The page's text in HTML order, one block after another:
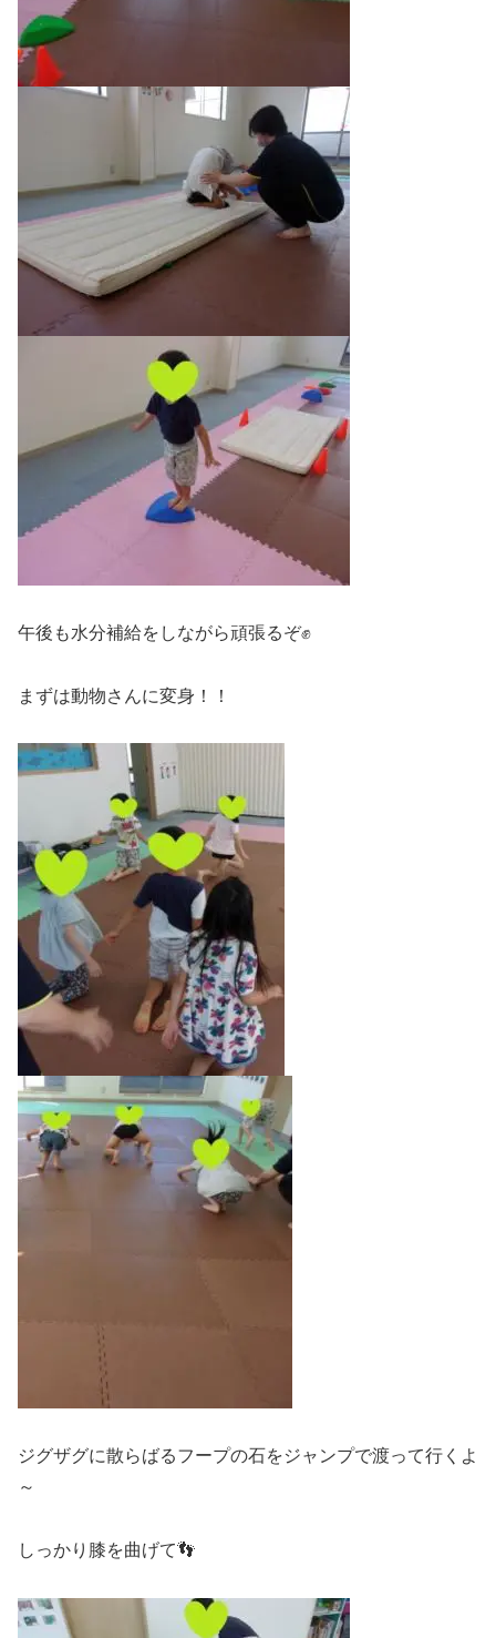
午後も水分補給をしながら頑張るぞ✊
まずは動物さんに変身！！
ジグザグに散らばるフープの石をジャンプで渡って行くよ
～
しっかり膝を曲げて👣